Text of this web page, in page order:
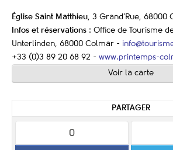
Église Saint Matthieu, 3 Grand’Rue, 68000
Infos et réservations : Office de Tourisme
Unterlinden, 68000 Colmar -
+33 (0)3 89 20 68 92 - www.printemps-
Voir la carte
PARTAGER
0